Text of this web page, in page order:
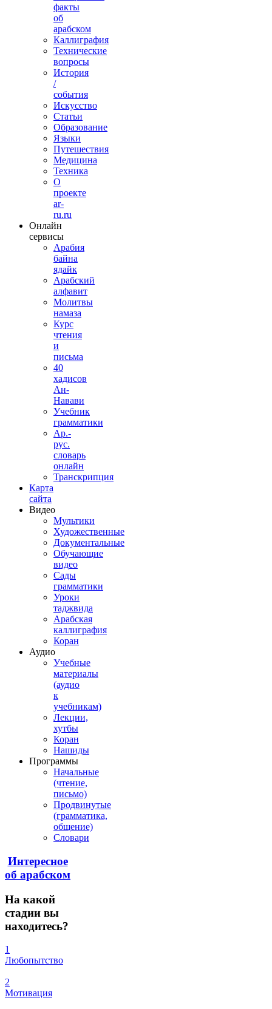
факты
об
арабском
Каллиграфия
Технические
вопросы
История
/
события
Искусство
Статьи
Образование
Языки
Путешествия
Медицина
Техника
О
проекте
ar-
ru.ru
Онлайн
сервисы
Арабия
байна
ядайк
Арабский
алфавит
Молитвы
намаза
Курс
чтения
и
письма
40
хадисов
Ан-
Навави
Учебник
грамматики
Ар.-
рус.
словарь
онлайн
Транскрипция
Карта
сайта
Видео
Мультики
Художественные
Документальные
Обучающие
видео
Сады
грамматики
Уроки
таджвида
Арабская
каллиграфия
Коран
Аудио
Учебные
материалы
(аудио
к
учебникам)
Лекции,
хутбы
Коран
Нашиды
Программы
Начальные
(чтение,
письмо)
Продвинутые
(грамматика,
общение)
Словари
Интересное
об арабском
На какой
стадии вы
находитесь?
1
Любопытство
2
Мотивация